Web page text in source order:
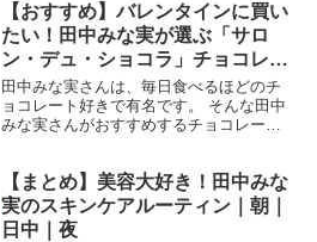
グッズ 暑い夏を快適に過ごすひんやりグ
ッズ集めました。 ...
【おすすめ】バレンタインに買い
たい！田中みな実が選ぶ「サロ
ン・デュ・ショコラ」チョコレー
ト９選【有名ショコラティエ】
田中みな実さんは、毎日食べるほどのチ
ョコレート好きで有名です。 そんな田中
みな実さんがおすすめするチョコレート
ン・デュ・ショコラ」などチョコレート
がたくさん売っています。...
【まとめ】美容大好き！田中みな
実のスキンケアルーティン｜朝｜
日中｜夜